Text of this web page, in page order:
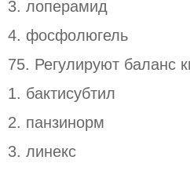
3. лоперамид
4. фосфолюгель
75. Регулируют баланс
1. бактисубтил
2. панзинорм
3. линекс